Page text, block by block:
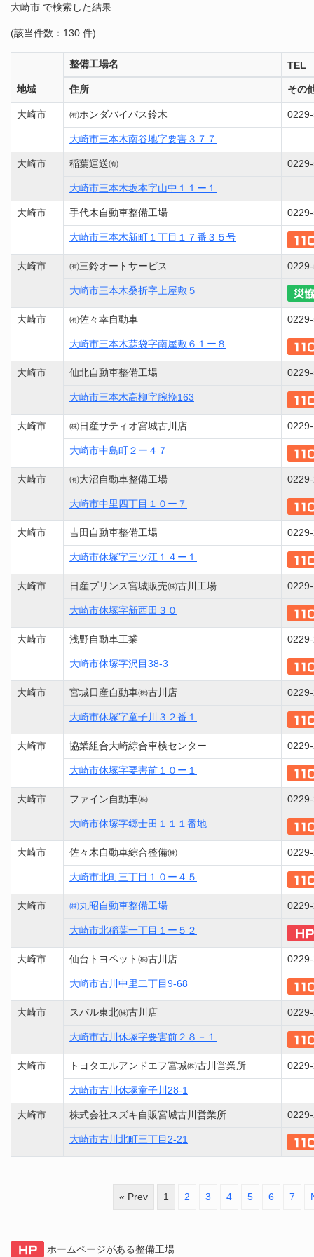
大崎市 で検索した結果
(該当件数：130 件)
地域
整備工場名 TEL
住所 その
大崎市 ㈲ホンダバイパス鈴木
大崎市三本木南谷地字要害３７７
大崎市 稲葉運送㈲
大崎市三本木坂本字山中１１ー１
大崎市 手代木自動車整備工場
大崎市三本木新町１丁目１７番３５号
大崎市 ㈲三鈴オートサービス
大崎市三本木桑折字上屋敷５
大崎市 ㈲佐々幸自動車
大崎市三本木蒜袋字南屋敷６１ー８
大崎市 仙北自動車整備工場
大崎市三本木高柳字腕挽163
大崎市 ㈱日産サティオ宮城古川店
大崎市中島町２ー４７
大崎市 ㈲大沼自動車整備工場
大崎市中里四丁目１０ー７
大崎市 吉田自動車整備工場
大崎市休塚字三ツ江１４ー１
大崎市 日産プリンス宮城販売㈱古川工場
大崎市休塚字新西田３０
大崎市 浅野自動車工業
大崎市休塚字沢目38-3
大崎市 宮城日産自動車㈱古川店
大崎市休塚字童子川３２番１
大崎市 協業組合大崎綜合車検センター
大崎市休塚字要害前１０ー１
大崎市 ファイン自動車㈱
大崎市休塚字郷士田１１１番地
大崎市 佐々木自動車綜合整備㈱
大崎市北町三丁目１０ー４５
大崎市 ㈱丸昭自動車整備工場
大崎市北稲葉一丁目１ー５２
大崎市 仙台トヨペット㈱古川店
大崎市古川中里二丁目9-68
大崎市 スバル東北㈱古川店
大崎市古川休塚字要害前２８－１
大崎市 トヨタエルアンドエフ宮城㈱古川営業所
大崎市古川休塚童子川28-1
大崎市 株式会社スズキ自販宮城古川営業所
大崎市古川北町三丁目2-21
« Prev 1 2 3 4 5 6 7
ホームページがある整備工場